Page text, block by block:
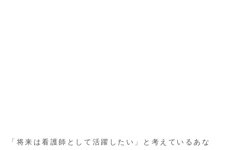
「将来は看護師として活躍したい」と考えているあな